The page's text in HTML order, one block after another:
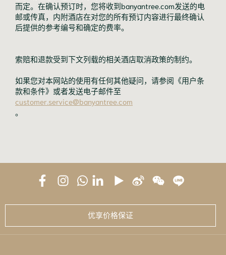
而定。在确认预订时，您将收到banyantree.com发送的电
邮或传真，内附酒店在对您的所有预订内容进行最终确认
后提供的参考编号和确定的费率。
索赔和退款受到下文列载的相关酒店取消政策的制约。
如果您对本网站的使用有任何其他疑问，请参阅《用户条
款和条件》或者发送电子邮件至
customer.service@banyantree.com
。
优享价格保证